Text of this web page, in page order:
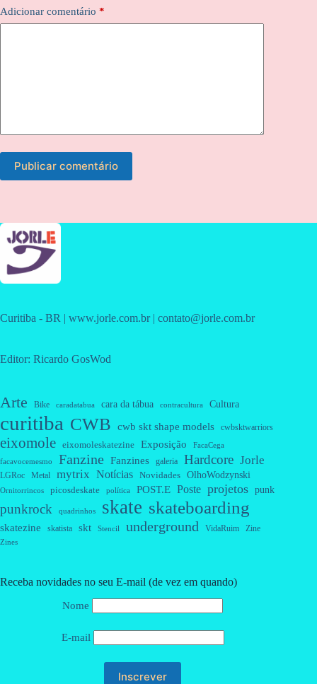
Adicionar comentário *
Publicar comentário
Curitiba - BR | www.jorle.com.br | contato@jorle.com.br
Editor: Ricardo GosWod
Arte Bike caradatabua cara da tábua contracultura Cultura
curitiba CWB cwb skt shape models cwbsktwarriors
eixomole eixomoleskatezine Exposição FacaCega
facavocemesmo Fanzine Fanzines galeria Hardcore Jorle
LGRoc Metal mytrix Notícias Novidades OlhoWodzynski
Ornitorrincos picosdeskate política POST.E Poste projetos punk
punkrock quadrinhos skate skateboarding
skatezine skatista skt Stencil underground VidaRuim Zine
Zines
Receba novidades no seu E-mail (de vez em quando)
Nome
E-mail